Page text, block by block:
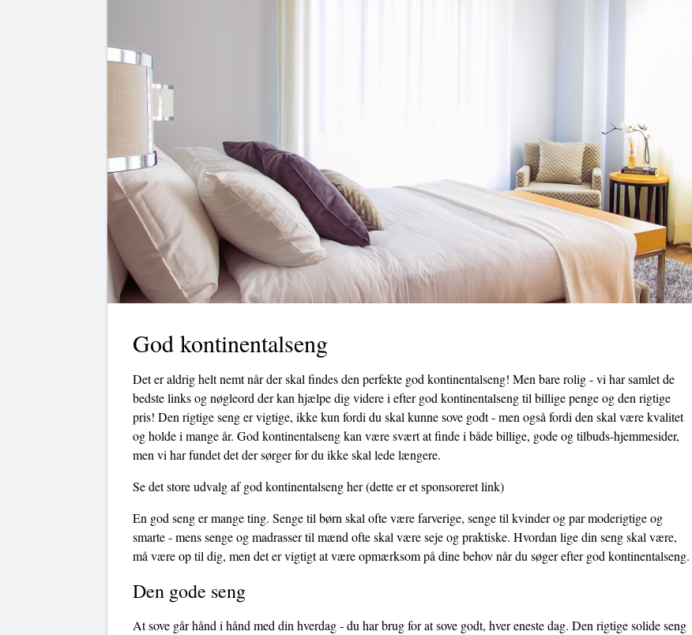
God kontinentalseng
Det er aldrig helt nemt når der skal findes den perfekte god kontinentalseng! Men bare rolig - vi har samlet de
bedste links og nøgleord der kan hjælpe dig videre i efter god kontinentalseng til billige penge og den rigtige
pris! Den rigtige seng er vigtige, ikke kun fordi du skal kunne sove godt - men også fordi den skal være kvalitet
og holde i mange år. God kontinentalseng kan være svært at finde i både billige, gode og tilbuds-hjemmesider,
men vi har fundet det der sørger for du ikke skal lede længere.
Se det store udvalg af god kontinentalseng her(dette er et sponsoreret link)
En god seng er mange ting. Senge til børn skal ofte være farverige, senge til kvinder og par moderigtige og
smarte - mens senge og madrasser til mænd ofte skal være seje og praktiske. Hvordan lige din seng skal være,
må være op til dig, men det er vigtigt at være opmærksom på dine behov når du søger efter god kontinentalseng.
Den gode seng
At sove går hånd i hånd med din hverdag - du har brug for at sove godt, hver eneste dag. Den rigtige solide seng